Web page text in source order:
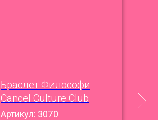
Браслет Философи
Cancel Culture Club
Артикул: 3070